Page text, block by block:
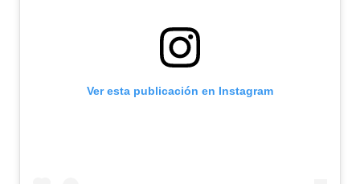
Ver esta publicación en Instagram